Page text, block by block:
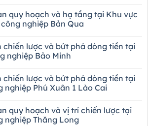
quy hoạch và hạ tầng tại Khu vực
nghiệp Bản Qua
chiến lược và bứt phá dòng tiền tại
nghiệp Bảo Minh
chiến lược và bứt phá dòng tiền tại
nghiệp Phú Xuân 1 Lào Cai
quy hoạch và vị trí chiến lược tại
nghiệp Thăng Long